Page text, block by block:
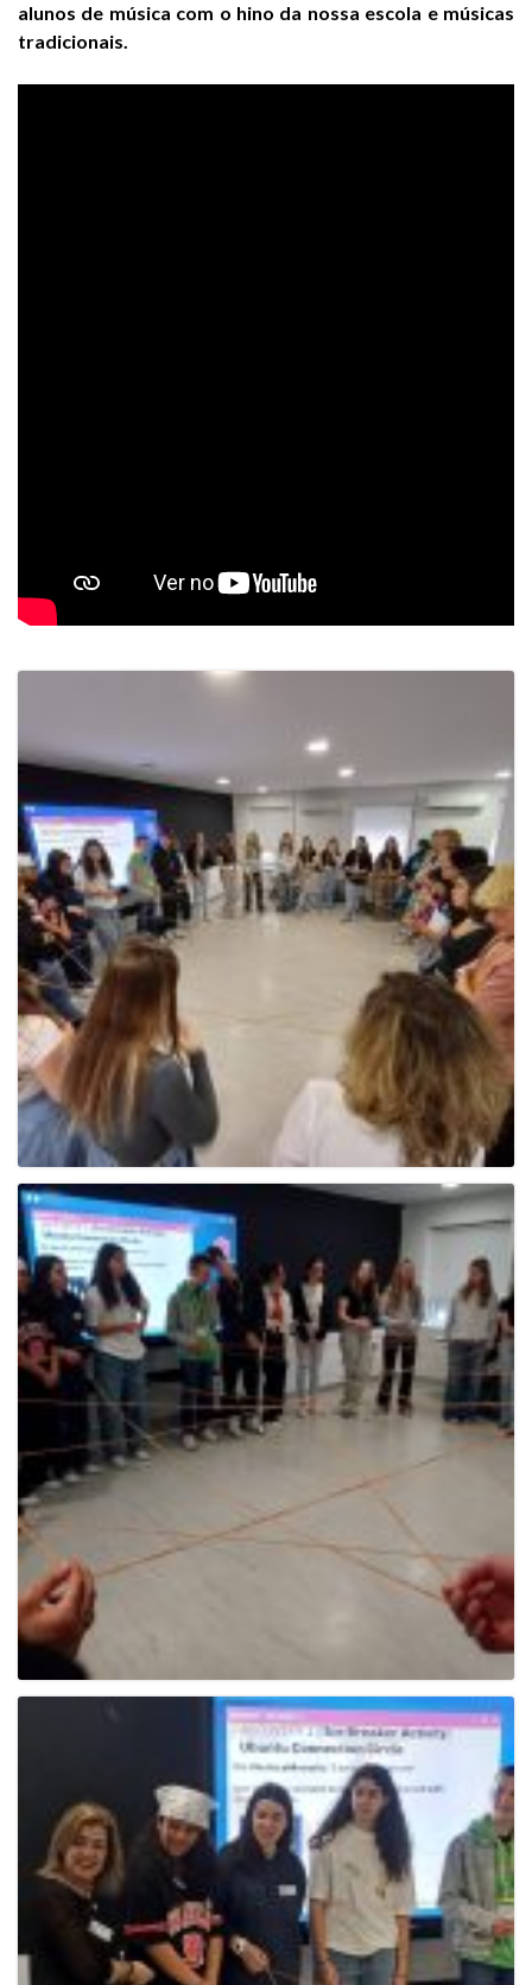
alunos de música com o hino da nossa escola e músicas
tradicionais.